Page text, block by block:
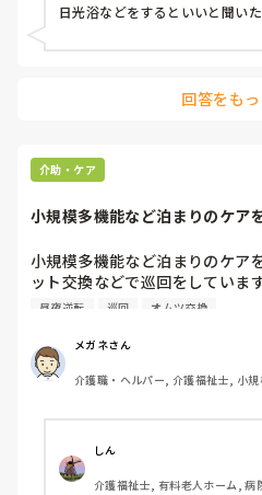
日光浴などをするといいと聞い
回答をも
介助・ケア
小規模多機能など泊まりのケア
小規模多機能など泊まりのケア
ット交換などで巡回をしていま
必要なのか考えることがあります
ラブルに繋がる。
どのようにお考えでしょうか？
昼夜逆転 巡回 オムツ交換
メガネさん
介護職・ヘルパー, 介護福祉士, 小
しん
介護福祉士, 有料老人ホーム, 病